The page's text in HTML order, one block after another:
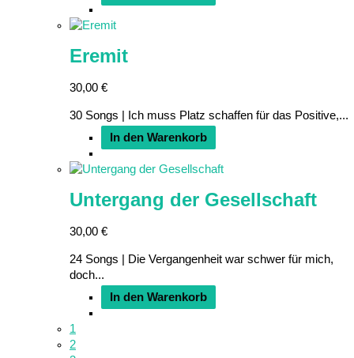
Eremit
30,00 €
30 Songs | Ich muss Platz schaffen für das Positive,...
In den Warenkorb
Untergang der Gesellschaft
30,00 €
24 Songs | Die Vergangenheit war schwer für mich,
doch...
In den Warenkorb
1
2